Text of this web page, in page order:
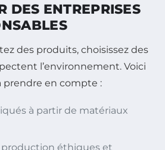
DES ENTREPRISES
des produits, choisissez des
l’environnement. Voici
prendre en compte :
à partir de matériaux
production éthiques et